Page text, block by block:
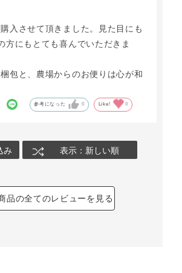
入させて頂きました。見た目にも
方にもとても喜んでいただきま
包と、農場からのお便りは心が和
参考になった 0 Like! 0
み 表示：新しい順
品の全てのレビューを見る